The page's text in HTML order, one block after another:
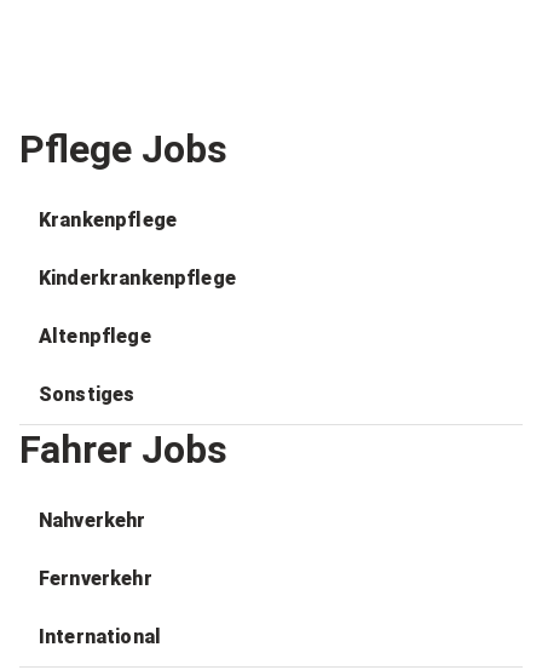
Pflege Jobs
Krankenpflege
Kinderkrankenpflege
Altenpflege
Sonstiges
Fahrer Jobs
Nahverkehr
Fernverkehr
International